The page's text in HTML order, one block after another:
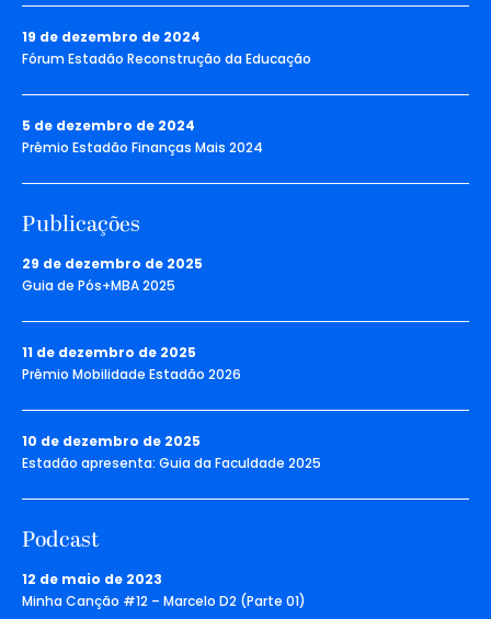
19 de dezembro de 2024
Fórum Estadão Reconstrução da Educação
5 de dezembro de 2024
Prêmio Estadão Finanças Mais 2024
Publicações
29 de dezembro de 2025
Guia de Pós+MBA 2025
11 de dezembro de 2025
Prêmio Mobilidade Estadão 2026
10 de dezembro de 2025
Estadão apresenta: Guia da Faculdade 2025
Podcast
12 de maio de 2023
Minha Canção #12 – Marcelo D2 (Parte 01)